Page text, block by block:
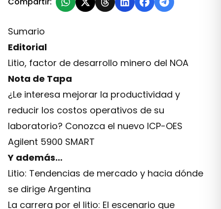
Sumario
Editorial
Litio, factor de desarrollo minero del NOA
Nota de Tapa
¿Le interesa mejorar la productividad y
reducir los costos operativos de su
laboratorio? Conozca el nuevo ICP-OES
Agilent 5900 SMART
Y además…
Litio: Tendencias de mercado y hacia dónde
se dirige Argentina
La carrera por el litio: El escenario que